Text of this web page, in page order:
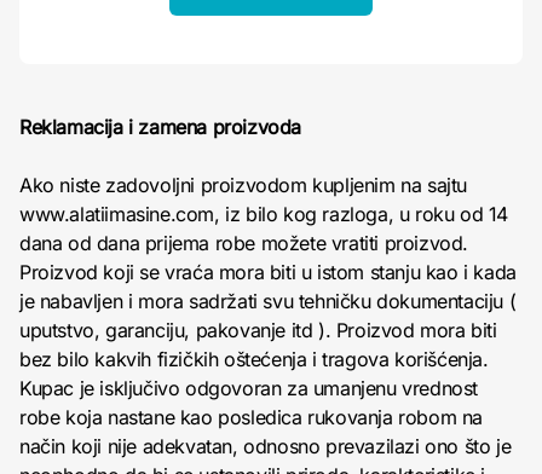
Reklamacija i zamena proizvoda
Ako niste zadovoljni proizvodom kupljenim na sajtu
www.alatiimasine.com, iz bilo kog razloga, u roku od 14
dana od dana prijema robe možete vratiti proizvod.
Proizvod koji se vraća mora biti u istom stanju kao i kada
je nabavljen i mora sadržati svu tehničku dokumentaciju (
uputstvo, garanciju, pakovanje itd ). Proizvod mora biti
bez bilo kakvih fizičkih oštećenja i tragova korišćenja.
Kupac je isključivo odgovoran za umanjenu vrednost
robe koja nastane kao posledica rukovanja robom na
način koji nije adekvatan, odnosno prevazilazi ono što je